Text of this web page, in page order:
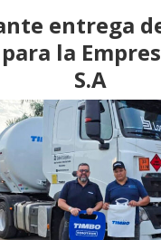
entrega
la
S.A